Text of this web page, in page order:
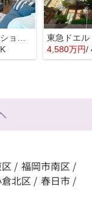
ライオンズマンション昭代☆仲介手数料無料☆
4,580万円/
/ 福岡市南区 /
北区 / 春日市 /